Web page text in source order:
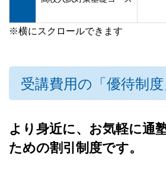
※横にスクロールできます
受講費用の「優待制度
より身近に、お気軽に通
ための割引制度です。